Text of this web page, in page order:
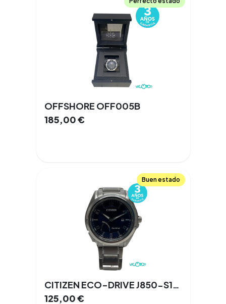
OFFSHORE OFF005B
185,00€
Buen estado
CITIZEN ECO-DRIVE J850-S120845 Talla 18 44mm
125,00€